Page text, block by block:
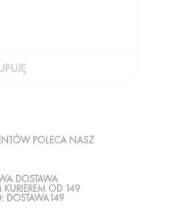
POLECA NASZ
DOSTAWA
OD 149
DOSTAWA149